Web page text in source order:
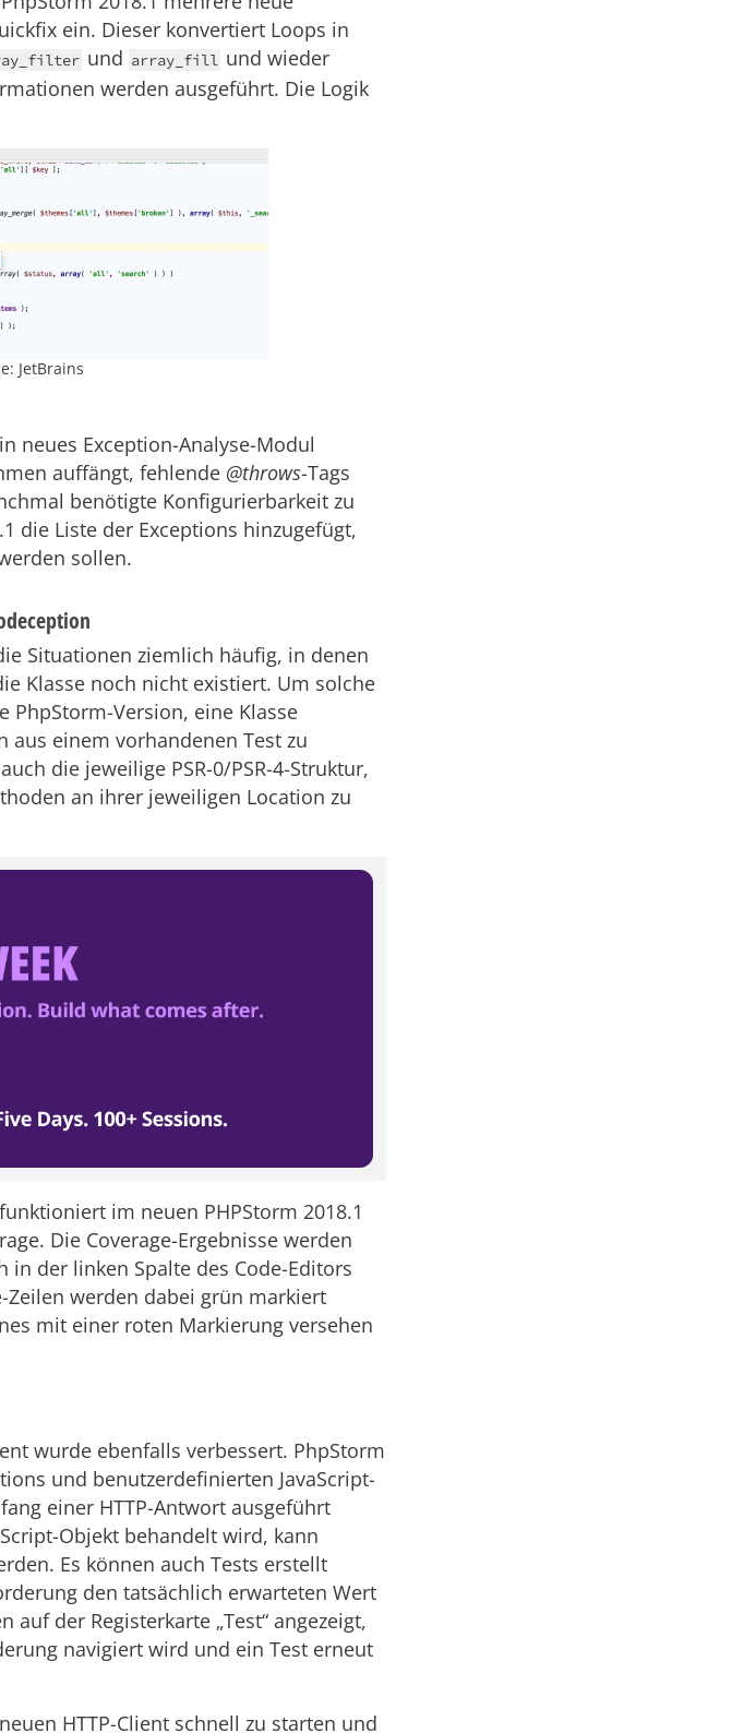
ein. Dieser konvertiert Loops in
und array_fill und wieder
werden ausgeführt. Die Logik
JetBrains
neues Exception-Analyse-Modul
auffängt, fehlende @throws-Tags
benötigte Konfigurierbarkeit zu
die Liste der Exceptions hinzugefügt,
sollen.
Situationen ziemlich häufig, in denen
Klasse noch nicht existiert. Um solche
Version, eine Klasse
einem vorhandenen Test zu
die jeweilige PSR-0/PSR-4-Struktur,
an ihrer jeweiligen Location zu
im neuen PHPStorm 2018.1
Die Coverage-Ergebnisse werden
der linken Spalte des Code-Editors
Zeilen werden dabei grün markiert
mit einer roten Markierung versehen
wurde ebenfalls verbessert. PhpStorm
und benutzerdefinierten JavaScript-
einer HTTP-Antwort ausgeführt
Objekt behandelt wird, kann
Es können auch Tests erstellt
den tatsächlich erwarteten Wert
der Registerkarte „Test“ angezeigt,
navigiert wird und ein Test erneut
HTTP-Client schnell zu starten und